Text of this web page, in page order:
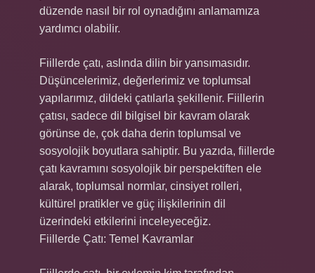
düzende nasıl bir rol oynadığını anlamamıza
yardımcı olabilir.
Fiillerde çatı, aslında dilin bir yansımasıdır.
Düşüncelerimiz, değerlerimiz ve toplumsal
yapılarımız, dildeki çatılarla şekillenir. Fiillerin
çatısı, sadece dil bilgisel bir kavram olarak
görünse de, çok daha derin toplumsal ve
sosyolojik boyutlara sahiptir. Bu yazıda, fiillerde
çatı kavramını sosyolojik bir perspektiften ele
alarak, toplumsal normlar, cinsiyet rolleri,
kültürel pratikler ve güç ilişkilerinin dil
üzerindeki etkilerini inceleyeceğiz.
Fiillerde Çatı: Temel Kavramlar